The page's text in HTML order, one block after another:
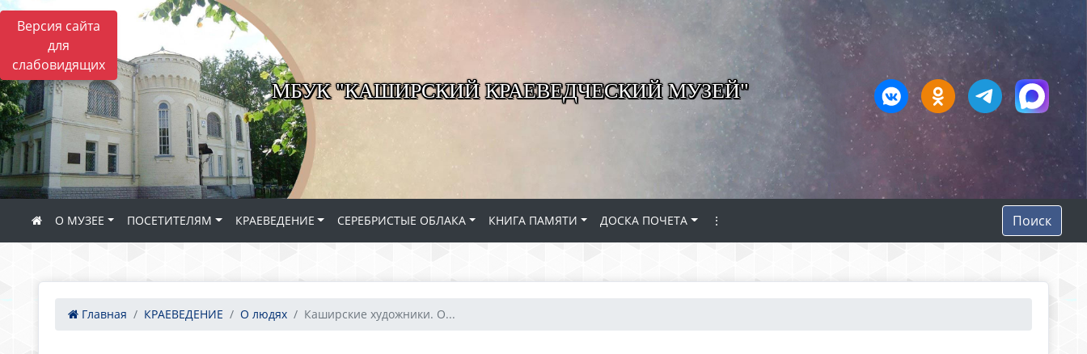
Версия сайта
для
слабовидящих
МБУК "КАШИРСКИЙ КРАЕВЕДЧЕСКИЙ МУЗЕЙ"
О МУЗЕЕ ПОСЕТИТЕЛЯМ КРАЕВЕДЕНИЕ СЕРЕБРИСТЫЕ ОБЛАКА КНИГА ПАМЯТИ ДОСКА ПОЧЕТА ⋮ Поиск
Главная КРАЕВЕДЕНИЕ О людях Каширские художники. О...